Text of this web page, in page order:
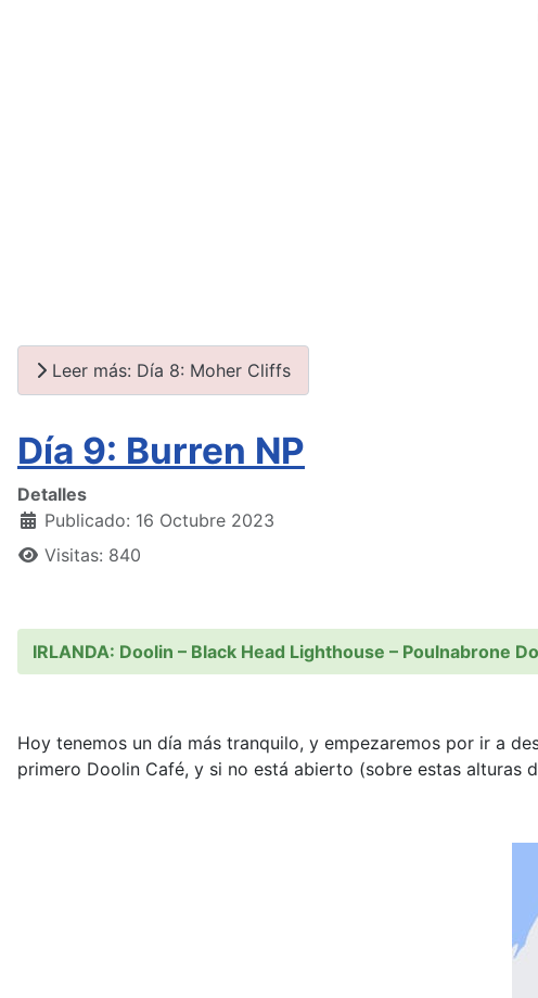
Leer más: Día 8: Moher Cliffs
Día 9: Burren NP
Detalles
Publicado: 16 Octubre 2023
Visitas: 840
IRLANDA: Doolin – Black Head Lighthouse – Poulnabrone
Hoy tenemos un día más tranquilo, y empezaremos por ir a
primero Doolin Café, y si no está abierto (sobre estas alturas